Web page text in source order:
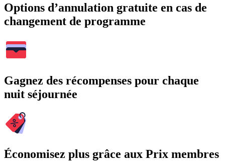
Options d’annulation gratuite en cas de
changement de programme
Gagnez des récompenses pour chaque
nuit séjournée
Économisez plus grâce aux Prix membres